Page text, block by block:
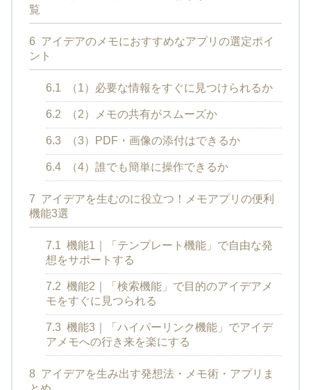
覧
6 アイデアのメモにおすすめなアプリの選定ポイ
ント
6.1 （1）必要な情報をすぐに見つけられるか
6.2 （2）メモの共有がスムーズか
6.3 （3）PDF・画像の添付はできるか
6.4 （4）誰でも簡単に操作できるか
7 アイデアを生むのに役立つ！メモアプリの便利
機能3選
7.1 機能1｜「テンプレート機能」で自由な発
想をサポートする
7.2 機能2｜「検索機能」で目的のアイデアメ
モをすぐに見つられる
7.3 機能3｜「ハイパーリンク機能」でアイデ
アメモへの行き来を楽にする
8 アイデアを生み出す発想法・メモ術・アプリま